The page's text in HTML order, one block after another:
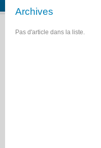
Archives
Pas d'article dans la liste.